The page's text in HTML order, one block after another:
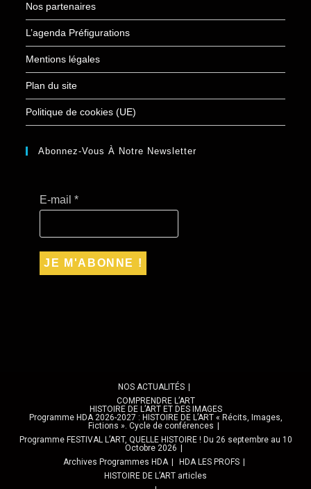
Nos partenaires
L’agenda Préfigurations
Mentions légales
Plan du site
Politique de cookies (UE)
Abonnez-Vous À Notre Newsletter
E-mail*
NOS ACTUALITÉS
COMPRENDRE L’ART
HISTOIRE DE L’ART ET DES IMAGES
Programme HDA 2026-2027 : HISTOIRE DE L’ART « Récits, Images,
Fictions ». Cycle de conférences
Programme FESTIVAL L’ART, QUELLE HISTOIRE ! Du 26 septembre au 10
Octobre 2026
Archives Programmes HDA
HDA LES PROFS
HISTOIRE DE L’ART articles